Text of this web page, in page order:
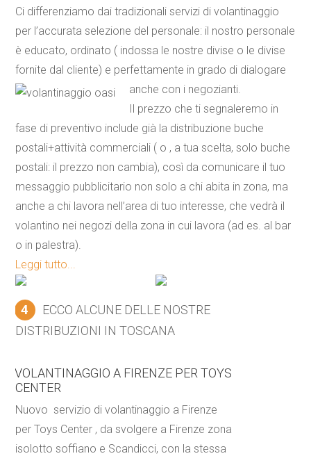
Ci differenziamo dai tradizionali servizi di volantinaggio
per l’accurata selezione del personale: il nostro personale
è educato, ordinato ( indossa le nostre divise o le divise
fornite dal cliente) e perfettamente in grado di dialogare
anche con i negozianti.
Il prezzo che ti segnaleremo in
fase di preventivo include già la distribuzione buche
postali+attività commerciali ( o , a tua scelta, solo buche
postali: il prezzo non cambia), così da comunicare il tuo
messaggio pubblicitario non solo a chi abita in zona, ma
anche a chi lavora nell’area di tuo interesse, che vedrà il
volantino nei negozi della zona in cui lavora (ad es. al bar
o in palestra).
Leggi tutto...
4
ECCO ALCUNE DELLE NOSTRE
DISTRIBUZIONI IN TOSCANA
VOLANTINAGGIO A FIRENZE PER TOYS
CENTER
Nuovo servizio di volantinaggio a Firenze
per Toys Center , da svolgere a Firenze zona
isolotto soffiano e Scandicci, con la stessa